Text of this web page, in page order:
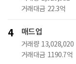
거래대금 22.3억
4 매드업
거래량 13,028,020
거래대금 1190.7억